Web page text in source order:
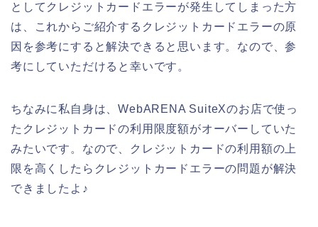
としてクレジットカードエラーが発生してしまった方
は、これからご紹介するクレジットカードエラーの原
因を参考にすると解決できると思います。なので、参
考にしていただけると幸いです。
ちなみに私自身は、WebARENA SuiteXのお店で使っ
たクレジットカードの利用限度額がオーバーしていた
みたいです。なので、クレジットカードの利用額の上
限を高くしたらクレジットカードエラーの問題が解決
できましたよ♪